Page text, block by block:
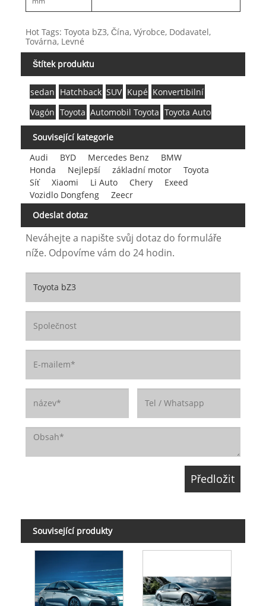
Hot Tags: Toyota bZ3, Čína, Výrobce, Dodavatel,
Továrna, Levné
Štítek produktu
sedan Hatchback SUV Kupé Konvertibilní
Vagón Toyota Automobil Toyota Toyota Auto
Související kategorie
Audi
BYD Mercedes Benz
BMW
Honda
Nejlepší základní motor
Toyota
Síť
Xiaomi Li Auto Chery
Exeed
Vozidlo Dongfeng
Zeecr
Odeslat dotaz
Neváhejte a napište svůj dotaz do formuláře
níže. Odpovíme vám do 24 hodin.
Související produkty